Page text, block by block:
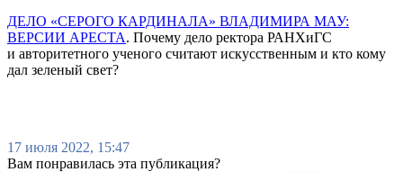
ДЕЛО «СЕРОГО КАРДИНАЛА» ВЛАДИМИРА МАУ:
ВЕРСИИ АРЕСТА. Почему дело ректора РАНХиГС
и авторитетного ученого считают искусственным и кто кому
дал зеленый свет?
17 июля 2022, 15:47
Вам понравилась эта публикация?